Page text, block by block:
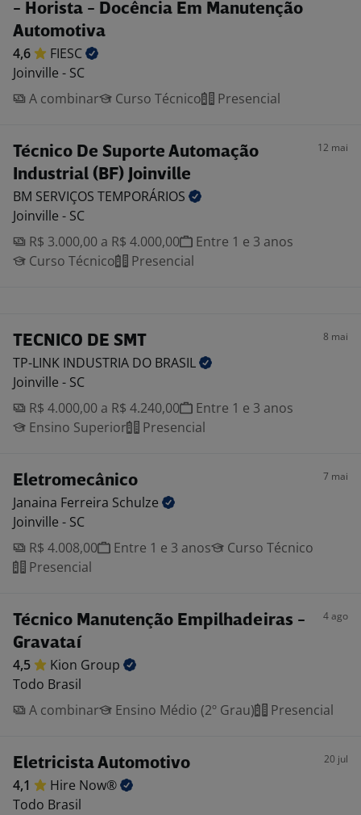
- Horista - Docência Em Manutenção
Automotiva
4,6
FIESC
Joinville - SC
A combinar
Curso Técnico Presencial
Técnico De Suporte Automação
Industrial (BF) Joinville
12 mai
BM SERVIÇOS TEMPORÁRIOS
Joinville - SC
R$ 3.000,00 a R$ 4.000,00
Entre 1 e 3 anos
Curso Técnico
Presencial
TECNICO DE SMT 8 mai
TP-LINK INDUSTRIA DO BRASIL
Joinville - SC
R$ 4.000,00 a R$ 4.240,00
Entre 1 e 3 anos
Ensino Superior
Presencial
Eletromecânico 7 mai
Janaina Ferreira Schulze
Joinville - SC
R$ 4.008,00
Entre 1 e 3 anos
Curso Técnico
Presencial
Técnico Manutenção Empilhadeiras -
Gravataí
4 ago
4,5 Kion Group
Todo Brasil
A combinar
Ensino Médio (2º Grau) Presencial
Eletricista Automotivo 20 jul
4,1 Hire Now®
Todo Brasil